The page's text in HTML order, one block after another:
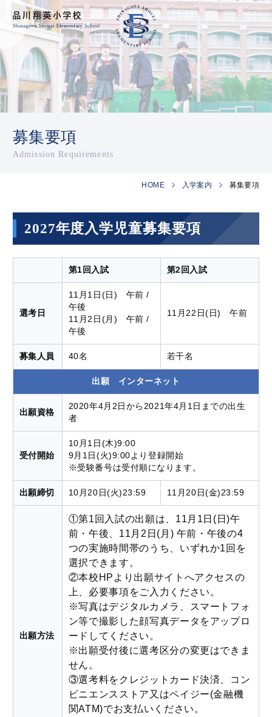
募集要項
Admission Requirements
HOME 入学案内 募集要項
2027年度入学児童募集要項
第1回入試 第2回入試
選考日
11月1日(日) 午前 /
午後
11月2日(月) 午前 /
午後
11月22日(日) 午前
募集人員 40名 若干名
出願 インターネット
出願資格
2020年4月2日から2021年4月1日までの出生
者
受付開始
10月1日(木)9:00
9月1日(火)9:00より登録開始
※受験番号は受付順になります。
出願締切 10月20日(火)23:59 11月20日(金)23:59
出願方法
①第1回入試の出願は、11月1日(日)午
前・午後、11月2日(月) 午前・午後の4
つの実施時間帯のうち、いずれか1回を
選択できます。
②本校HPより出願サイトへアクセスの
上、必要事項をご入力ください。
※写真はデジタルカメラ、スマートフォ
ン等で撮影した顔写真データをアップロ
ードしてください。
※出願受付後に選考区分の変更はできま
せん。
③選考料をクレジットカード決済、コン
ビニエンスストア又はペイジー(金融機
関ATM)でお支払いください。